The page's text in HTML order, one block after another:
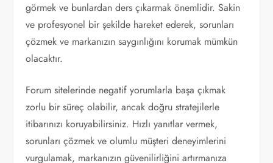
görmek ve bunlardan ders çıkarmak önemlidir. Sakin
ve profesyonel bir şekilde hareket ederek, sorunları
çözmek ve markanızın saygınlığını korumak mümkün
olacaktır.
Forum sitelerinde negatif yorumlarla başa çıkmak
zorlu bir süreç olabilir, ancak doğru stratejilerle
itibarınızı koruyabilirsiniz. Hızlı yanıtlar vermek,
sorunları çözmek ve olumlu müşteri deneyimlerini
vurgulamak, markanızın güvenilirliğini artırmanıza